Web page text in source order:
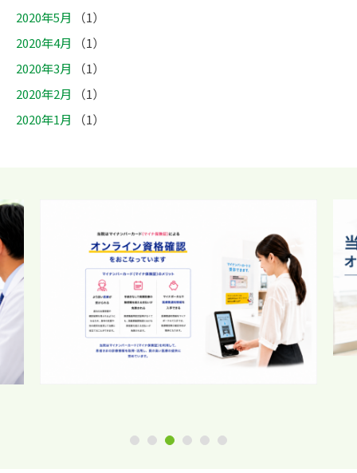
2020年5月
（1）
2020年4月
（1）
2020年3月
（1）
2020年2月
（1）
2020年1月
（1）
1 2 3 4 5 6